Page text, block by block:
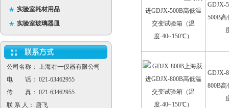
实验室耗材用品
实验室玻璃器皿
公司名称： 上海右一仪器有限公司
电 话： 021-63462955
传 真： 021-63462955
联 系 人： 唐飞
GDJX-
500B
GDJX-
800B